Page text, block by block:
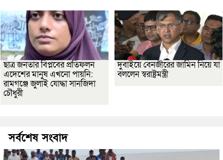
ছাত্র জনতার বিপ্লবের প্রতিফলন
এদেশের মানুষ এখনো পায়নি:
রামগঞ্জে জুলাই যোদ্ধা সানজিদা
চৌধুরী
দুবাইয়ে বেনজীরের জামিন নিয়ে যা
বললেন স্বরাষ্ট্রমন্ত্রী
সর্বশেষ সংবাদ